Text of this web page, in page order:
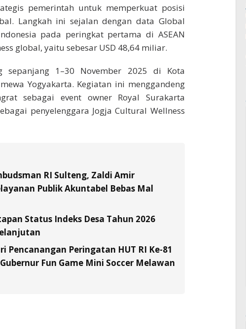
pemerintah untuk memperkuat posisi
Langkah ini sejalan dengan data Global
pada peringkat pertama di ASEAN
global, yaitu sebesar USD 48,64 miliar.
sepanjang 1–30 November 2025 di Kota
Yogyakarta. Kegiatan ini menggandeng
sebagai event owner Royal Surakarta
penyelenggara Jogja Cultural Wellness
RI Sulteng, Zaldi Amir
Publik Akuntabel Bebas Mal
Status Indeks Desa Tahun 2026
Pencanangan Peringatan HUT RI Ke-81
Fun Game Mini Soccer Melawan